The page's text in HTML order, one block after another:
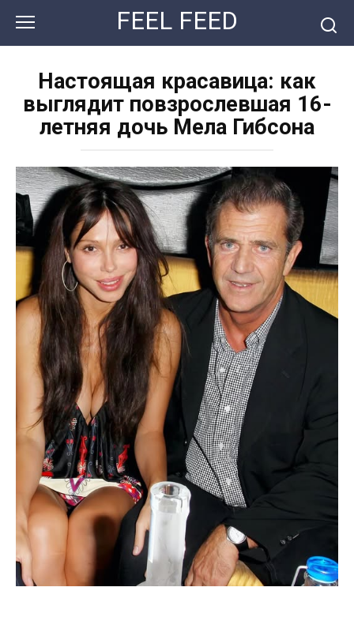
контенту
FEEL FEED
Настоящая красавица: как
выглядит повзрослевшая 16-
летняя дочь Мела Гибсона